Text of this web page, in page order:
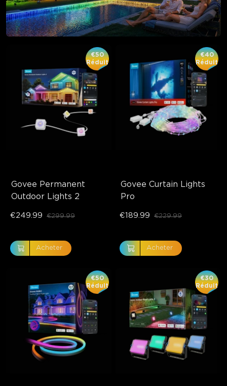
Govee Permanent
Outdoor Lights 2
€50
Réduit
€249.99 €299.99
Acheter
Govee Curtain Lights
Pro
€40
Réduit
€189.99 €229.99
Acheter
€50
Réduit
€30
Réduit